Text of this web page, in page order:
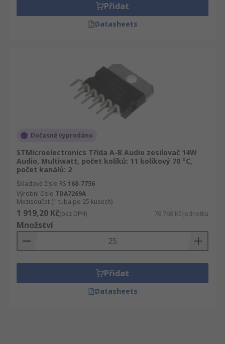
Přidat
Datasheets
Dočasně vyprodáno
STMicroelectronics Třída A-B Audio zesilovač 14W
Audio, Multiwatt, počet kolíků: 11 kolíkový 70 °C,
počet kanálů: 2
Skladové číslo RS 168-7756
Výrobní číslo TDA7269A
Mezisoučet (1 tuba po 25 kusech)
1 919,20 Kč(bez DPH) 76,768 Kč/jednotka
Množství
Přidat
Datasheets